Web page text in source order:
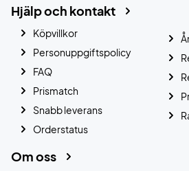
Hjälp och kontakt
Köpvillkor
Personuppgiftspolicy
FAQ
Prismatch
Snabb leverans
Orderstatus
Om oss